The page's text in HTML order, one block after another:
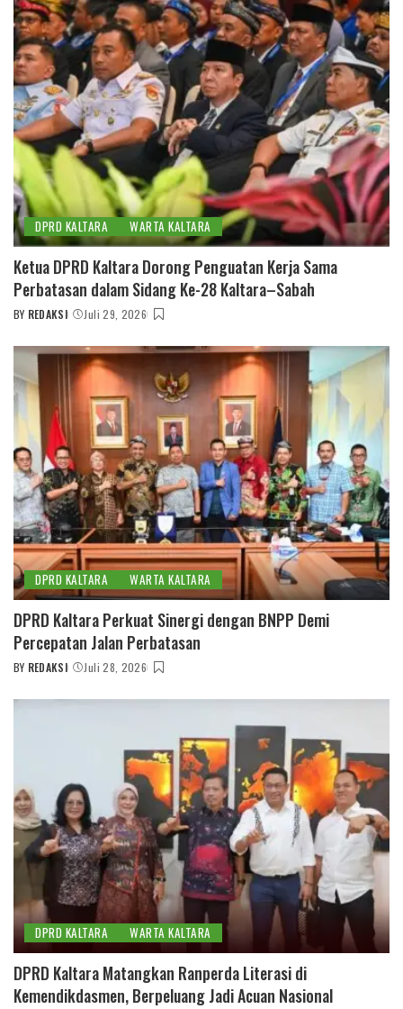
DPRD KALTARA WARTA KALTARA
Ketua DPRD Kaltara Dorong Penguatan Kerja Sama
Perbatasan dalam Sidang Ke-28 Kaltara–Sabah
POSTED
BY REDAKSI Juli 29, 2026
DPRD KALTARA WARTA KALTARA
DPRD Kaltara Perkuat Sinergi dengan BNPP Demi
Percepatan Jalan Perbatasan
POSTED
BY REDAKSI Juli 28, 2026
DPRD KALTARA WARTA KALTARA
DPRD Kaltara Matangkan Ranperda Literasi di
Kemendikdasmen, Berpeluang Jadi Acuan Nasional